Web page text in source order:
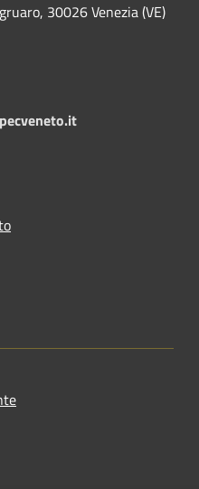
30026 Venezia (VE)